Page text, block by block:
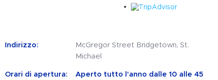
Indirizzo:
McGregor Street Bridgetown, St.
Michael
Orari di apertura:
Aperto tutto l'anno dalle 10 alle 45